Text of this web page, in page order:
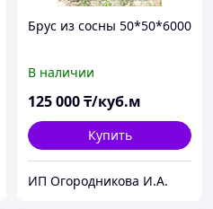
Брус из сосны 50*50*6000
В наличии
125 000₸/куб.м
Купить
ИП Огородникова И.А.